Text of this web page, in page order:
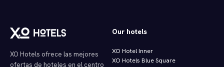
XO Hotels ofrece las mejores
ofertas de hoteles en el centro
Our hotels
XO Hotel Inner
XO Hotels Blue Square